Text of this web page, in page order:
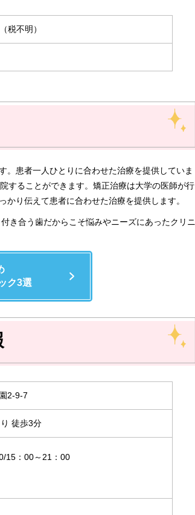
税不明）
。患者一人ひとりに合わせた治療を提供していま
することができます。矯正治療は大学の医師が行
り伝えて患者に合わせた治療を提供します。
き合う歯だからこそ悩みやニーズにあったクリニ
ク3選
2-9-7
徒歩3分
15：00～21：00